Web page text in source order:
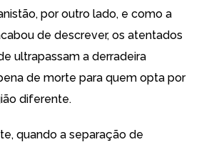
por outro lado, e como a
de descrever, os atentados
ultrapassam a derradeira
de morte para quem opta por
diferente.
quando a separação de